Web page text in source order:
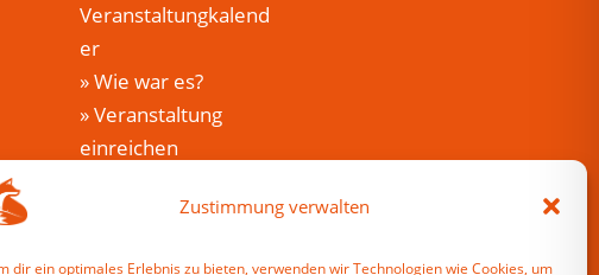
Zustimmung verwalten
dir ein optimales Erlebnis zu bieten, verwenden wir Technologien wie Cookies, um
Veranstaltungkalend
er
»Wie war es?
»Veranstaltung
einreichen
Mein Harzfuchs